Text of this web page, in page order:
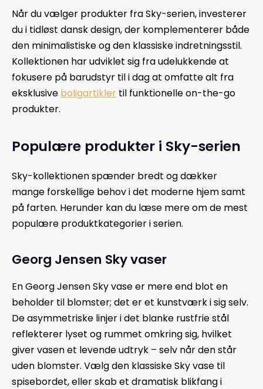
Når du vælger produkter fra Sky-serien, investerer
du i tidløst dansk design, der komplementerer både
den minimalistiske og den klassiske indretningsstil.
Kollektionen har udviklet sig fra udelukkende at
fokusere på barudstyr til i dag at omfatte alt fra
eksklusive boligartikler til funktionelle on-the-go
produkter.
Populære produkter i Sky-serien
Sky-kollektionen spænder bredt og dækker
mange forskellige behov i det moderne hjem samt
på farten. Herunder kan du læse mere om de mest
populære produktkategorier i serien.
Georg Jensen Sky vaser
EnGeorg Jensen Sky vaseer mere end blot en
beholder til blomster; det er et kunstværk i sig selv.
De asymmetriske linjer i det blanke rustfrie stål
reflekterer lyset og rummet omkring sig, hvilket
giver vasen et levende udtryk – selv når den står
uden blomster. Vælg den klassiske Sky vase til
spisebordet, eller skab et dramatisk blikfang i